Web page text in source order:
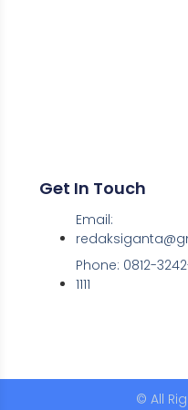
Get In Touch
Email:
Phone: 0812-
1111
© All